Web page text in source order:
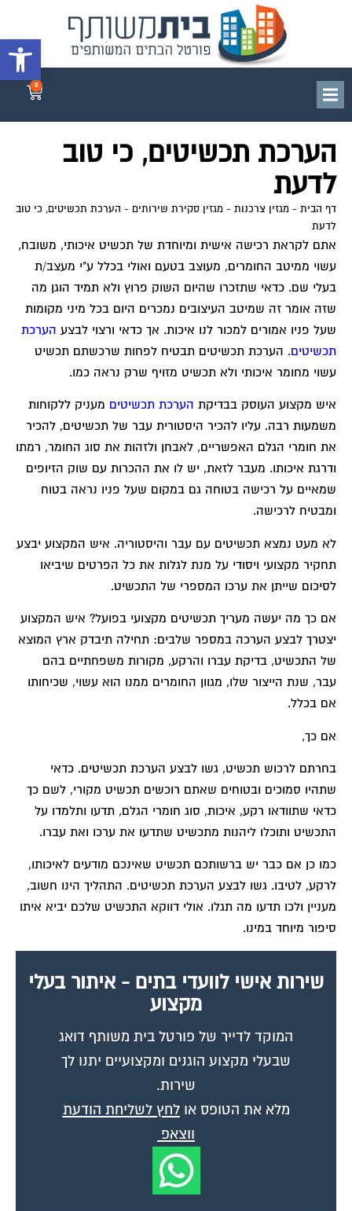
פתח
0
הערכת תכשיטים, כי טוב
לדעת
דף הבית - מגזין צרכנות - מגזין סקירת שירותים - הערכת תכשיטים, כי טוב
לדעת
אתם לקראת רכישה אישית ומיוחדת של תכשיט איכותי, משובח,
עשוי ממיטב החומרים, מעוצב בטעם ואולי בכלל ע"י מעצב/ת
בעלי שם. כדאי שתזכרו שהיום השוק פרוץ ולא תמיד הוגן מה
שזה אומר זה שמיטב העיצובים נמכרים היום בכל מיני מקומות
שעל פניו אמורים למכור לנו איכות. אך כדאי ורצוי לבצע הערכת
תכשיטים. הערכת תכשיטים תבטיח לפחות שרכשתם תכשיט
עשוי מחומר איכותי ולא תכשיט מזויף שרק נראה כמו.
איש מקצוע העוסק בבדיקת הערכת תכשיטים מעניק ללקוחות
משמעות רבה. עליו להכיר היסטורית עבר של תכשיטים, להכיר
את חומרי הגלם האפשריים, לאבחן ולזהות את סוג החומר, רמתו
ודרגת איכותו. מעבר לזאת, יש לו את ההכרות עם שוק הזיופים
שמאיים על רכישה בטוחה גם במקום שעל פניו נראה בטוח
ומבטיח לרכישה.
לא מעט נמצא תכשיטים עם עבר והיסטוריה. איש המקצוע יבצע
תחקיר מקצועי ויסודי על מנת לגלות את כל הפרטים שיביאו
לסיכום שייתן את ערכו המספרי של התכשיט.
אם כך מה יעשה מעריך תכשיטים מקצועי בפועל? איש המקצוע
יצטרך לבצע הערכה במספר שלבים: תחילה תיבדק ארץ המוצא
של התכשיט, בדיקת עברו והרקע, מקורות משפחתיים בהם
עבר, שנת הייצור שלו, מגוון החומרים ממנו הוא עשוי, שכיחותו
אם בכלל.
אם כך,
בחרתם לרכוש תכשיט, גשו לבצע הערכת תכשיטים. כדאי
שתהיו סמוכים ובטוחים שאתם רוכשים תכשיט מקורי, לשם כך
כדאי שתוודאו רקע, איכות, סוג חומרי הגלם, תדעו ותלמדו על
התכשיט ותוכלו ליהנות מתכשיט שתדעו את ערכו ואת עברו.
כמו כן אם כבר יש ברשותכם תכשיט שאינכם מודעים לאיכותו,
לרקע, לטיבו. גשו לבצע הערכת תכשיטים. התהליך הינו חשוב,
מעניין ולכו תדעו מה תגלו. אולי דווקא התכשיט שלכם יביא איתו
סיפור מיוחד במינו.
שירות אישי לוועדי בתים - איתור בעלי
מקצוע
המוקד לדייר של פורטל בית משותף דואג
שבעלי מקצוע הוגנים ומקצועיים יתנו לך
שירות.
מלא את הטופס אולחץ לשליחת הודעת
ווצאפ